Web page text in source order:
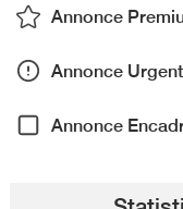
Annonce
Annonce
Annonce